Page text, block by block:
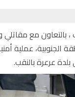
بالتعاون مع
الجنوبية،
عرعرة بالنقب.